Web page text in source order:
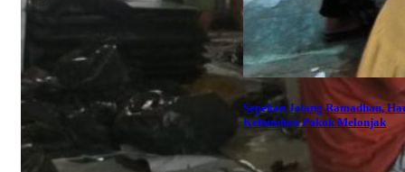
Sepekan Jelang Ramadhan,
Kebutuhan Pokok Melonjak